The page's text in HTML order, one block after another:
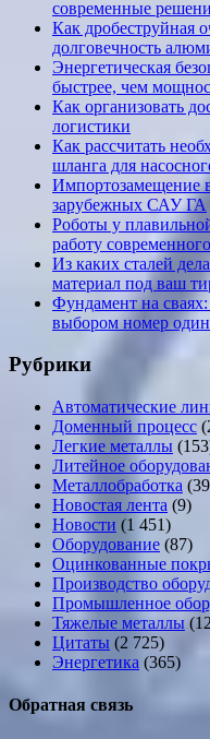
современные
Как дробеструйная
долговечность
Энергетическая
быстрее, чем
Как организовать
логистики
Как рассчитать
шланга для
Импортозамещение
зарубежных САУ ГА
Роботы у
работу
Из каких сталей
материал под ваш
Фундамент на сваях:
выбором номер один
Рубрики
Автоматические
Доменный процесс
Легкие металлы
Литейное
Металлобработка
Новостая лента (9)
Новости (1 451)
Оборудование (87)
Оцинкованные
Производство
Промышленное
Тяжелые металлы
Цитаты (2 725)
Энергетика (365)
Обратная связь